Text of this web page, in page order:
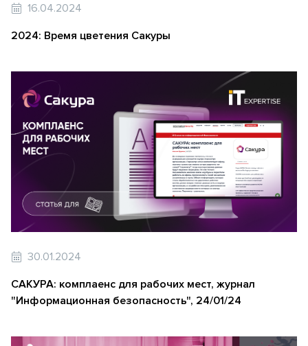
16.04.2024
2024: Время цветения Сакуры
30.01.2024
САКУРА: комплаенс для рабочих мест, журнал
"Информационная безопасность", 24/01/24